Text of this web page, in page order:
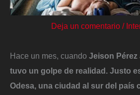
Deja un comentario /
Hace un mes, cuando Jeison Pérez
tuvo un golpe de realidad. Justo
Odesa, una ciudad al sur del país